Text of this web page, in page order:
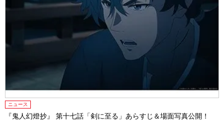
ニュース
『鬼人幻燈抄』 第十七話「剣に至る」あらすじ＆場面写真公開！